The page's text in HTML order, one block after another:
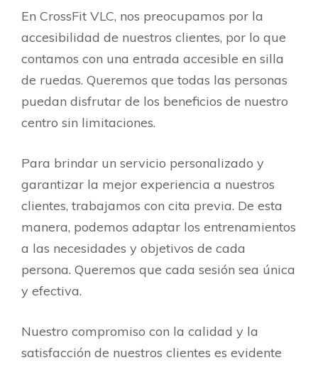
En CrossFit VLC, nos preocupamos por la
accesibilidad de nuestros clientes, por lo que
contamos con una entrada accesible en silla
de ruedas. Queremos que todas las personas
puedan disfrutar de los beneficios de nuestro
centro sin limitaciones.
Para brindar un servicio personalizado y
garantizar la mejor experiencia a nuestros
clientes, trabajamos con cita previa. De esta
manera, podemos adaptar los entrenamientos
a las necesidades y objetivos de cada
persona. Queremos que cada sesión sea única
y efectiva.
Nuestro compromiso con la calidad y la
satisfacción de nuestros clientes es evidente